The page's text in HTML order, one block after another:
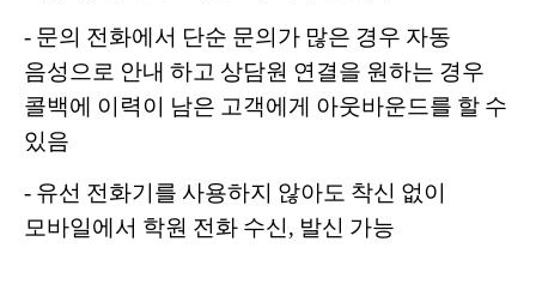
- 문의 전화에서 단순 문의가 많은 경우 자동
음성으로 안내 하고 상담원 연결을 원하는 경우
콜백에 이력이 남은 고객에게 아웃바운드를 할 수
있음
- 유선 전화기를 사용하지 않아도 착신 없이
모바일에서 학원 전화 수신, 발신 가능